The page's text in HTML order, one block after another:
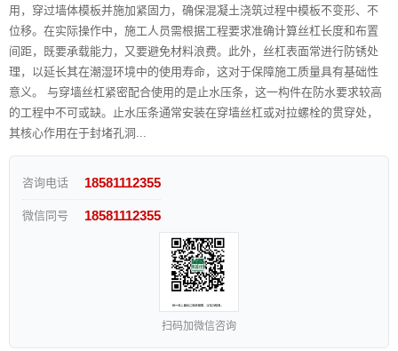
用，穿过墙体模板并施加紧固力，确保混凝土浇筑过程中模板不变形、不
位移。在实际操作中，施工人员需根据工程要求准确计算丝杠长度和布置
间距，既要承载能力，又要避免材料浪费。此外，丝杠表面常进行防锈处
理，以延长其在潮湿环境中的使用寿命，这对于保障施工质量具有基础性
意义。 与穿墙丝杠紧密配合使用的是止水压条，这一构件在防水要求较高
的工程中不可或缺。止水压条通常安装在穿墙丝杠或对拉螺栓的贯穿处，
其核心作用在于封堵孔洞...
咨询电话 18581112355
微信同号 18581112355
扫码加微信咨询